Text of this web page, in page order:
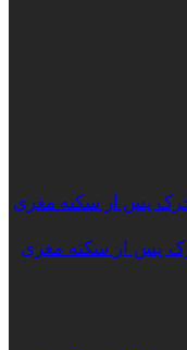
پس از سکته مغزی